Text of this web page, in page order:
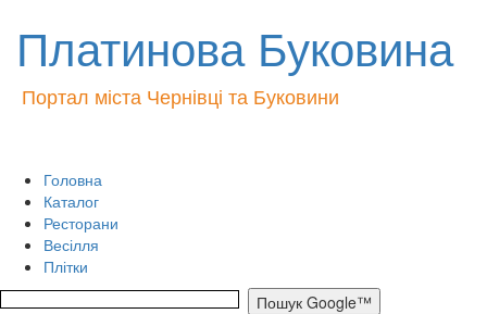
Платинова Буковина
Портал міста Чернівці та Буковини
Головна
Каталог
Ресторани
Весілля
Плітки